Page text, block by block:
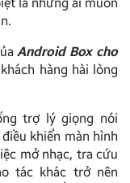
Android Box cho
hàng hài lòng
trợ lý giọng nói
khiển màn hình
mở nhạc, tra cứu
tác khác trở nên